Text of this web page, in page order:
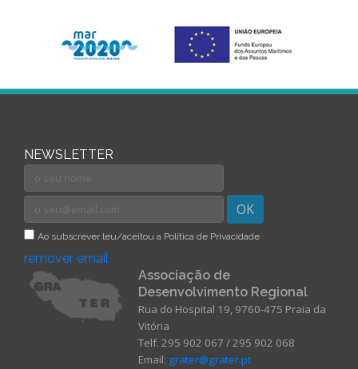
NEWSLETTER
OK
Ao subscrever leu/aceitou a Política de Privacidade
remover email
Associação de
Desenvolvimento Regional
Rua do Hospital 19, 9760-475 Praia da
Vitória
Telf. 295 902 067 / 295 902 068
Email: grater@grater.pt